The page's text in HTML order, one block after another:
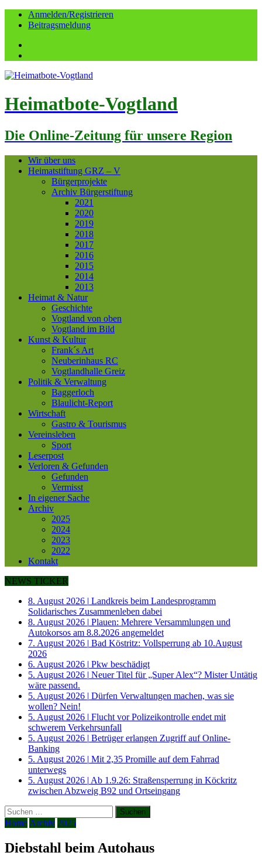
Anmelden/Registrieren
Beitragsmeldung
Heimatbote-Vogtland
Die Online-Zeitung für unsere Region
Wir über uns
Heimatstiftung GRZ – V
Bürgerprojekte
Archiv Bürgerstiftung
2021
2020
2019
2018
2017
2016
2015
2014
2013
Heimat & Natur
Geschichte
Vogtland von oben
Vogtland im Bild
Kunst & Kultur
Frank´s Art
Neuberinhaus RC
Vogtlandhalle Greiz
Politik & Verwaltung
Baggerloch
Blaulicht-Report
Wirtschaft
Gastro & Tourismus
Vereinsleben
Sport
Leserpost
Verloren & Gefunden
Gefunden
Vermisst
In eigener Sache
Archiv
2025
2024
2023
2022
Kontakt
NEWS TICKER
8. August 2026 | Landkreis beim Landesprogramm
Solidarisches Zusammenleben dabei
8. August 2026 | Plauen: Mehrere Versammlungen und
Autokorsos am 8.8.2026 angemeldet
7. August 2026 | Bad Köstritz: Vollsperrung ab 10.August
2026
6. August 2026 | Pkw beschädigt
5. August 2026 | Neuer Titel für „Super Alex“? Mister Untätig
wäre passend.
5. August 2026 | Dürfen Verwaltungen machen, was sie
wollen? Nein!
5. August 2026 | Flucht vor Polizeikontrolle endet mit
schwerem Verkehrsunfall
5. August 2026 | Betrüger erlangen Zugriff auf Online-
Banking
5. August 2026 | Mit 2,35 Promille auf dem Fahrrad
unterwegs
5. August 2026 | Ab 1.9.26: Straßensperrung in Köckritz
zwischen Abzweig B92 und Ortseingang
Suchen
nach:
Home Archiv 2025
Diebstahl beim Autohaus